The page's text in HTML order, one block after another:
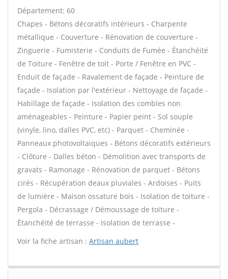
Département: 60
Chapes - Bétons décoratifs intérieurs - Charpente
métallique - Couverture - Rénovation de couverture -
Zinguerie - Fumisterie - Conduits de Fumée - Étanchéité
de Toiture - Fenêtre de toit - Porte / Fenêtre en PVC -
Enduit de façade - Ravalement de façade - Peinture de
façade - Isolation par l'extérieur - Nettoyage de façade -
Habillage de façade - Isolation des combles non
aménageables - Peinture - Papier peint - Sol souple
(vinyle, lino, dalles PVC, etc) - Parquet - Cheminée -
Panneaux photovoltaïques - Bétons décoratifs extérieurs
- Clôture - Dalles béton - Démolition avec transports de
gravats - Ramonage - Rénovation de parquet - Bétons
cirés - Récupération deaux pluviales - Ardoises - Puits
de lumière - Maison ossature bois - Isolation de toiture -
Pergola - Décrassage / Démoussage de toiture -
Étanchéité de terrasse - Isolation de terrasse -
Voir la fiche artisan : Artisan aubert